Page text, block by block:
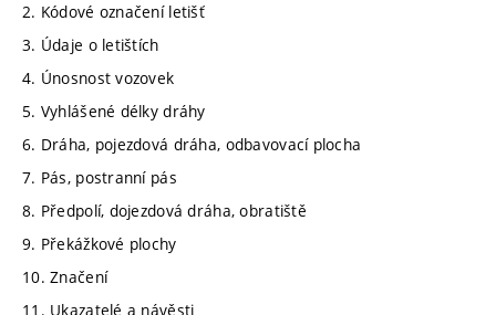
2. Kódové označení letišť
3. Údaje o letištích
4. Únosnost vozovek
5. Vyhlášené délky dráhy
6. Dráha, pojezdová dráha, odbavovací plocha
7. Pás, postranní pás
8. Předpolí, dojezdová dráha, obratiště
9. Překážkové plochy
10. Značení
11. Ukazatelé a návěsti